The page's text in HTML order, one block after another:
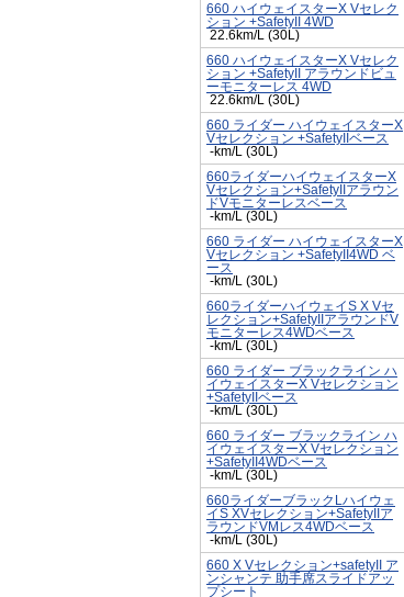
660 ハイウェイスターX Vセレク
ション +SafetyII 4WD
22.6km/L (30L)
660 ハイウェイスターX Vセレク
ション +SafetyII アラウンドビュ
ーモニターレス 4WD
22.6km/L (30L)
660 ライダー ハイウェイスターX
Vセレクション +SafetyIIベース
-km/L (30L)
660ライダーハイウェイスターX
Vセレクション+SafetyIIアラウン
ドVモニターレスベース
-km/L (30L)
660 ライダー ハイウェイスターX
Vセレクション +SafetyII4WD ベ
ース
-km/L (30L)
660ライダーハイウェイS X Vセ
レクション+SafetyIIアラウンドV
モニターレス4WDベース
-km/L (30L)
660 ライダー ブラックライン ハ
イウェイスターX Vセレクション
+SafetyIIベース
-km/L (30L)
660 ライダー ブラックライン ハ
イウェイスターX Vセレクション
+SafetyII4WDベース
-km/L (30L)
660ライダーブラックLハイウェ
イS XVセレクション+SafetyIIア
ラウンドVMレス4WDベース
-km/L (30L)
660 X Vセレクション+safetyII ア
ンシャンテ 助手席スライドアッ
プシート